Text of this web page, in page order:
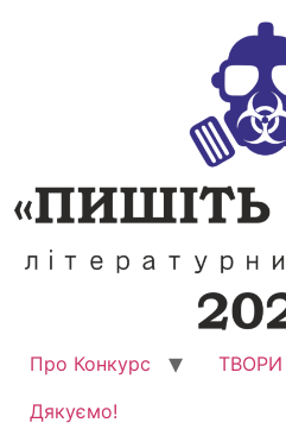
Про Конкурс ТВОРИ
Дякуємо!